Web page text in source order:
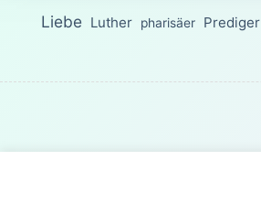
Liebe Luther pharisäer Prediger